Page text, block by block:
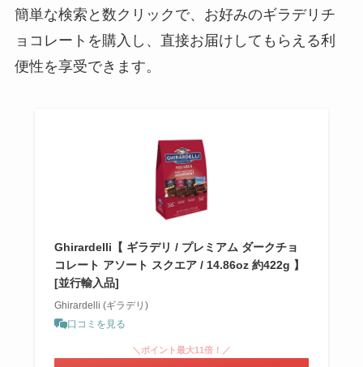
簡単な検索と数クリックで、お好みのギラデリチ
ョコレートを購入し、直接お届けしてもらえる利
便性を享受できます。
Ghirardelli【 ギラデリ / プレミアム ダークチョ
コレート アソート スクエア / 14.86oz 約422g 】
[並行輸入品]
Ghirardelli (ギラデリ)
口コミを見る
＼ポイント最大11倍！／